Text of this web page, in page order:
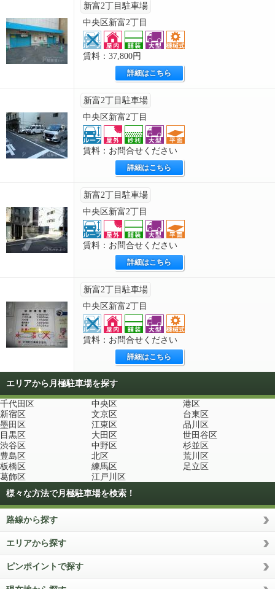
新富2丁目駐車場
中央区新富2丁目
賃料：37,800円
詳細はこちら
新富2丁目駐車場
中央区新富2丁目
賃料：お問合せください
詳細はこちら
新富2丁目駐車場
中央区新富2丁目
賃料：お問合せください
詳細はこちら
新富2丁目駐車場
中央区新富2丁目
賃料：お問合せください
詳細はこちら
エリアから月極駐車場を探す
千代田区 中央区
港区
新宿区
文京区
台東区
墨田区
江東区
品川区
目黒区
大田区
世田谷区
渋谷区
中野区
杉並区
豊島区
北区
荒川区
板橋区
練馬区
足立区
葛飾区
江戸川区
様々な方法で月極駐車場を検索！
路線から探す
エリアから探す
ピンポイントで探す